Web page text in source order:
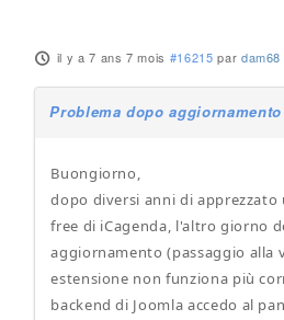
il y a 7 ans 7 mois #16215 par dam68
Problema dopo aggiornamento
Buongiorno,
dopo diversi anni di apprezzato
free di iCagenda, l'altro giorno
aggiornamento (passaggio alla
estensione non funziona più
backend di Joomla accedo al